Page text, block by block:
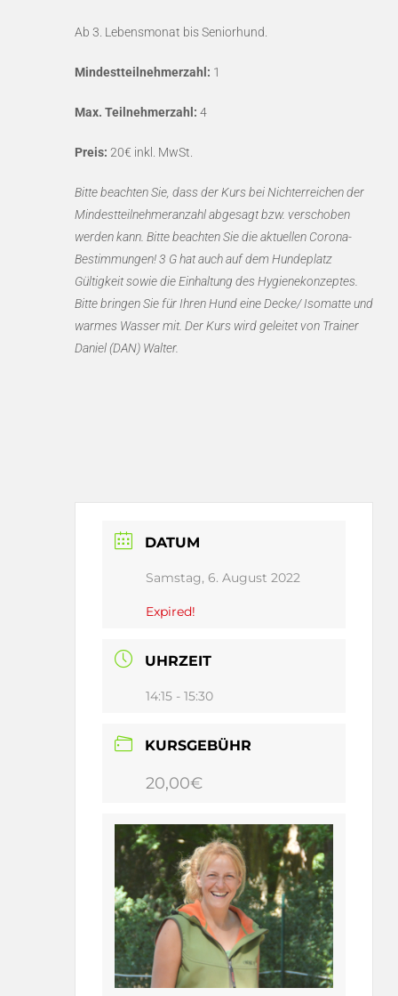
Ab 3. Lebensmonat bis Seniorhund.
Mindestteilnehmerzahl: 1
Max. Teilnehmerzahl: 4
Preis: 20€ inkl. MwSt.
Bitte beachten Sie, dass der Kurs bei Nichterreichen der
Mindestteilnehmeranzahl abgesagt bzw. verschoben
werden kann. Bitte beachten Sie die aktuellen Corona-
Bestimmungen! 3 G hat auch auf dem Hundeplatz
Gültigkeit sowie die Einhaltung des Hygienekonzeptes.
Bitte bringen Sie für Ihren Hund eine Decke/ Isomatte und
warmes Wasser mit. Der Kurs wird geleitet von Trainer
Daniel (DAN) Walter.
DATUM
Samstag, 6. August 2022
Expired!
UHRZEIT
14:15 - 15:30
KURSGEBÜHR
20,00€